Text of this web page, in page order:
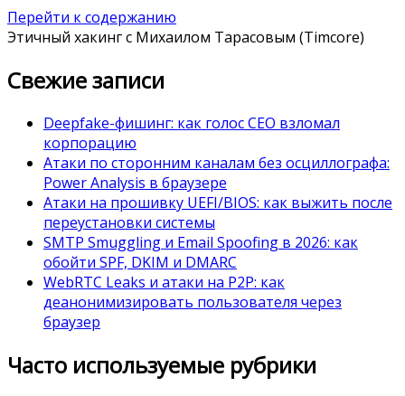
Перейти к содержанию
Этичный хакинг с Михаилом Тарасовым (Timcore)
Свежие записи
Deepfake-фишинг: как голос CEO взломал
корпорацию
Атаки по сторонним каналам без осциллографа:
Power Analysis в браузере
Атаки на прошивку UEFI/BIOS: как выжить после
переустановки системы
SMTP Smuggling и Email Spoofing в 2026: как
обойти SPF, DKIM и DMARC
WebRTC Leaks и атаки на P2P: как
деанонимизировать пользователя через
браузер
Часто используемые рубрики